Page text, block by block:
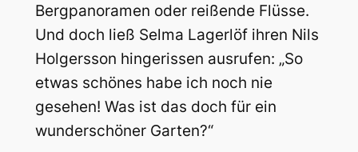
Bergpanoramen oder reißende Flüsse.
Und doch ließ Selma Lagerlöf ihren Nils
Holgersson hingerissen ausrufen: „So
etwas schönes habe ich noch nie
gesehen! Was ist das doch für ein
wunderschöner Garten?“